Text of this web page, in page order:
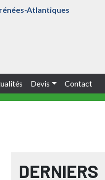
Atlantiques
Devis Contact
DERNIERS